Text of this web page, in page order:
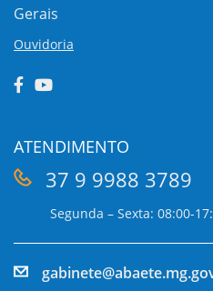
Gerais
Ouvidoria
ATENDIMENTO
37 9 9988 3789
Segunda – Sexta: 08:00-